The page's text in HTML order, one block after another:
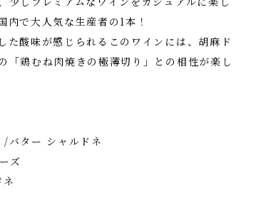
で大人気な生産者の1本！
た酸味が感じられるこのワインには、胡麻ド
「鶏むね肉焼きの極薄切り」との相性が楽し
バター シャルドネ
ズ